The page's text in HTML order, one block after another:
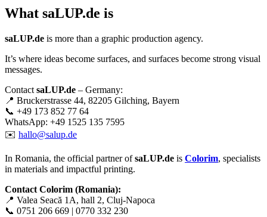
What saLUP.de is
saLUP.de is more than a graphic production agency.
It’s where ideas become surfaces, and surfaces become strong visual
messages.
Contact saLUP.de – Germany:
📍 Bruckerstrasse 44, 82205 Gilching, Bayern
📞 +49 173 852 77 64
WhatsApp: +49 1525 135 7595
✉️ hallo@salup.de
In Romania, the official partner ofsaLUP.de is Colorim, specialists
in materials and impactful printing.
Contact Colorim (Romania):
📍 Valea Seacă 1A, hall 2, Cluj-Napoca
📞 0751 206 669 | 0770 332 230